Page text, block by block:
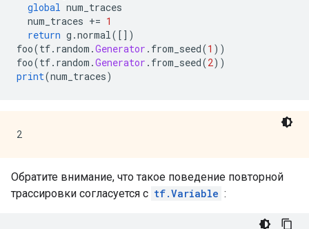
global num_traces
num_traces += 1
return g .normal([])
foo(tf. random .Generator . from_seed(1 ))
foo(tf. random .Generator . from_seed(2))
print(num_traces)
Обратите внимание, что такое поведение повторной
трассировки согласуется с tf.Variable :